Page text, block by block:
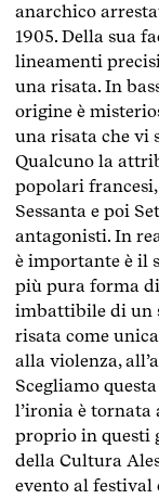
anarchico
1905. Della sua
lineamenti
una risata. In
origine è
una risata che vi
Qualcuno la
popolari
Sessanta e poi
antagonisti. In
è importante è il
più pura forma
imbattibile di un
risata come
alla violenza,
Scegliamo
l’ironia è
proprio in questi
della Cultura
evento al